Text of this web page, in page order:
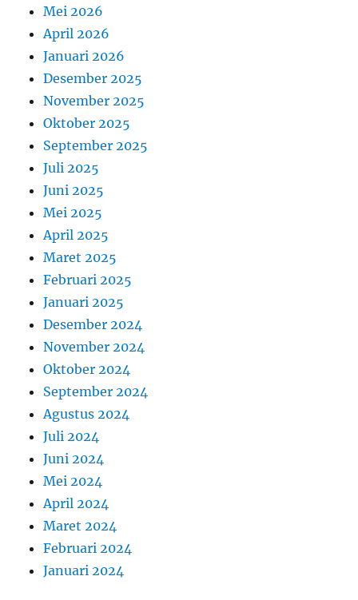
Mei 2026
April 2026
Januari 2026
Desember 2025
November 2025
Oktober 2025
September 2025
Juli 2025
Juni 2025
Mei 2025
April 2025
Maret 2025
Februari 2025
Januari 2025
Desember 2024
November 2024
Oktober 2024
September 2024
Agustus 2024
Juli 2024
Juni 2024
Mei 2024
April 2024
Maret 2024
Februari 2024
Januari 2024